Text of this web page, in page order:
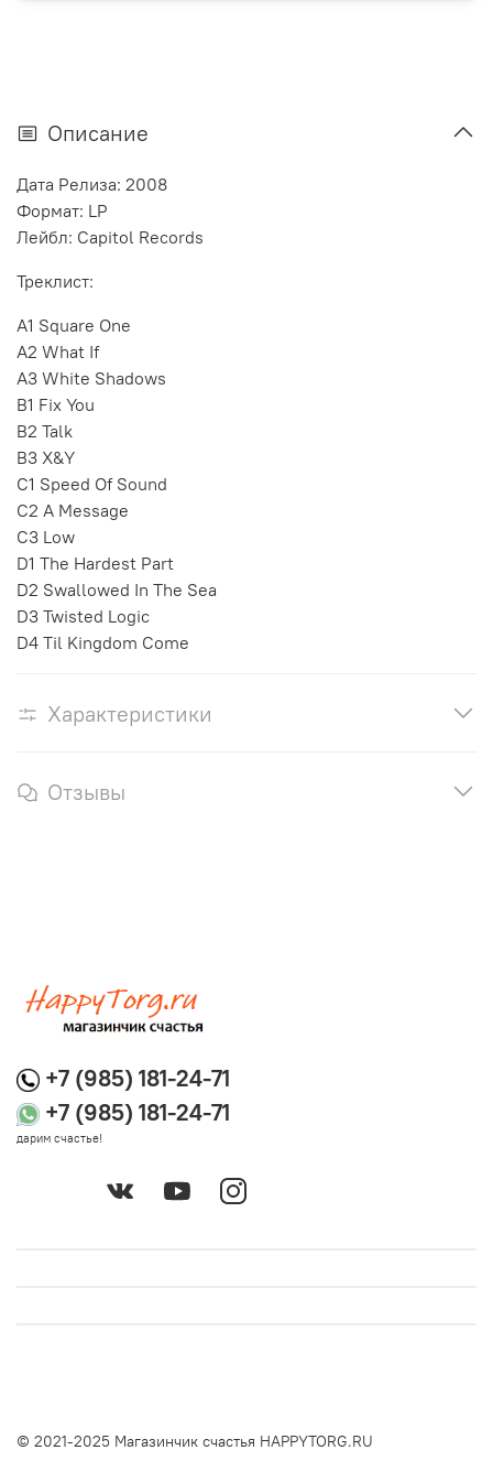
Описание
Дата Релиза: 2008
Формат: LP
Лейбл: Capitol Records
Треклист:
A1 Square One
A2 What If
A3 White Shadows
B1 Fix You
B2 Talk
B3 X&Y
C1 Speed Of Sound
C2 A Message
C3 Low
D1 The Hardest Part
D2 Swallowed In The Sea
D3 Twisted Logic
D4 Til Kingdom Come
Характеристики
Отзывы
+7 (985) 181-24-71
+7 (985) 181-24-71
дарим счастье!
© 2021-2025 Магазинчик счастья HAPPYTORG.RU